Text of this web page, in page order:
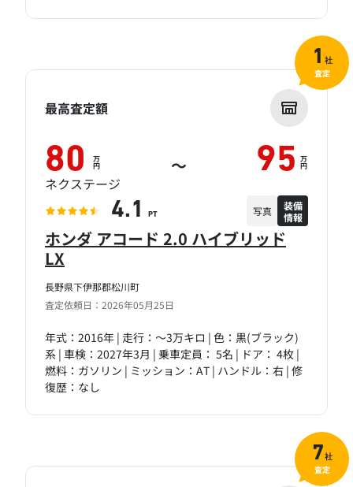
長野県下伊那郡松川町
査定依頼日：2026年05月25日
ホンダ アコード 2.0 ハイブリッド
LX
年式：2016年 | 走行：～3万キロ | 色：黒(ブラック)
系 | 車検：2027年3月 | 乗車定員： 5名 | ドア： 4枚 |
燃料：ガソリン | ミッション：AT | ハンドル：右 | 修
復歴：なし
最高査定額
80 万
円 ～ 95 万
円
ネクステージ
4.1 PT 写真
装備
情報
1 社
査定
7社
査定